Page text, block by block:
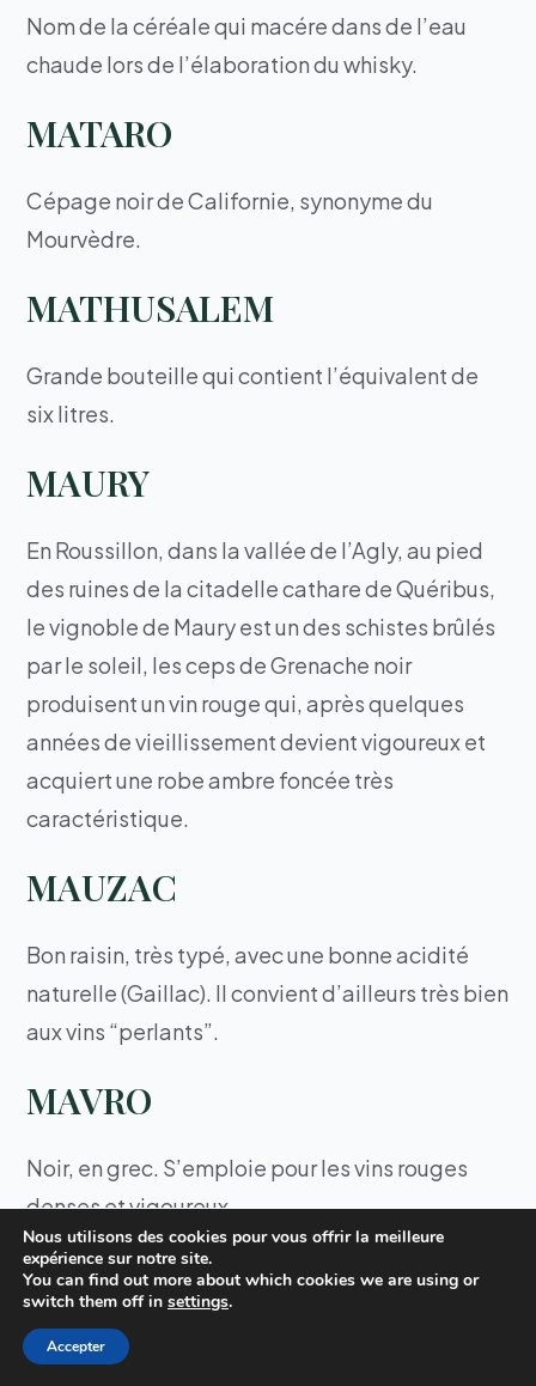
Nom de la céréale qui macére dans de l’eau
chaude lors de l’élaboration du whisky.
MATARO
Cépage noir de Californie, synonyme du
Mourvèdre.
MATHUSALEM
Grande bouteille qui contient l’équivalent de
six litres.
MAURY
En Roussillon, dans la vallée de l’Agly, au pied
des ruines de la citadelle cathare de Quéribus,
le vignoble de Maury est un des schistes brûlés
par le soleil, les ceps de Grenache noir
produisent un vin rouge qui, après quelques
années de vieillissement devient vigoureux et
acquiert une robe ambre foncée très
caractéristique.
MAUZAC
Bon raisin, très typé, avec une bonne acidité
naturelle (Gaillac). Il convient d’ailleurs très bien
aux vins “perlants”.
MAVRO
Noir, en grec. S’emploie pour les vins rouges
denses et vigoureux.
MAVRODAPHNE
1/. Vieux cépage rouge grec.
Nous utilisons des cookies pour vous offrir la meilleure
expérience sur notre site.
You can find out more about which cookies we are using or
switch them off in settings.
Accepter